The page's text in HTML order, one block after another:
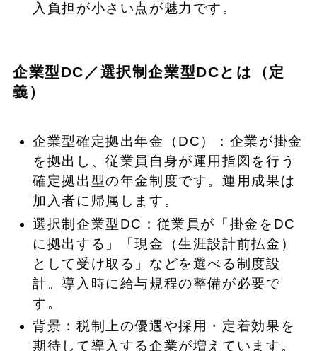
入負担が小さい点が魅力です。
企業型DC／選択制企業型DCとは（定
義）
企業型確定拠出年金（DC）：企業が掛金
を拠出し、従業員自身が運用指図を行う
確定拠出型の年金制度です。運用成果は
加入者に帰属します。
選択制企業型DC：従業員が「掛金をDC
に拠出する」「現金（生涯設計前払金）
として受け取る」などを選べる制度設
計。導入時に給与規程の整備が必要で
す。
背景：税制上の優遇や採用・定着効果を
期待して導入する企業が増えています。